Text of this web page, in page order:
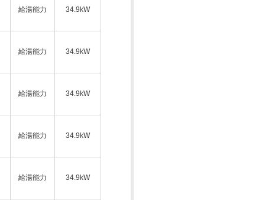
給湯能力 34.9kW
給湯能力 34.9kW
給湯能力 34.9kW
給湯能力 34.9kW
給湯能力 34.9kW